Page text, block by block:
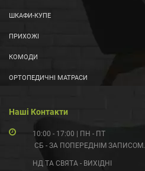
ШКАФИ-КУПЕ
ПРИХОЖІ
КОМОДИ
ОРТОПЕДИЧНІ МАТРАСИ
Наші Контакти
10:00 - 17:00 | ПН - ПТ
СБ - ЗА ПОПЕРЕДНІМ ЗАПИСОМ.
НД ТА СВЯТА - ВИХІДНІ